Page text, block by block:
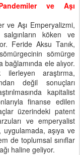
ve Aşı
ve Aşı Emperyalizmi,
köken ve
Feride Aksu Tanık,
sömürge
ele alıyor.
araştırma,
değil sonuçları
kapitalist
finanse edilen
üzerindeki patent
ve emperyalist
uygulamada, aşıya ve
de toplumsal sınıflar
haline geliyor.